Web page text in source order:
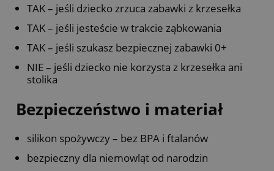
TAK – jeśli dziecko zrzuca zabawki z krzesełka
TAK – jeśli jesteście w trakcie ząbkowania
TAK – jeśli szukasz bezpiecznej zabawki 0+
NIE – jeśli dziecko nie korzysta z krzesełka ani
stolika
Bezpieczeństwo i materiał
silikon spożywczy – bez BPA i ftalanów
bezpieczny dla niemowląt od narodzin